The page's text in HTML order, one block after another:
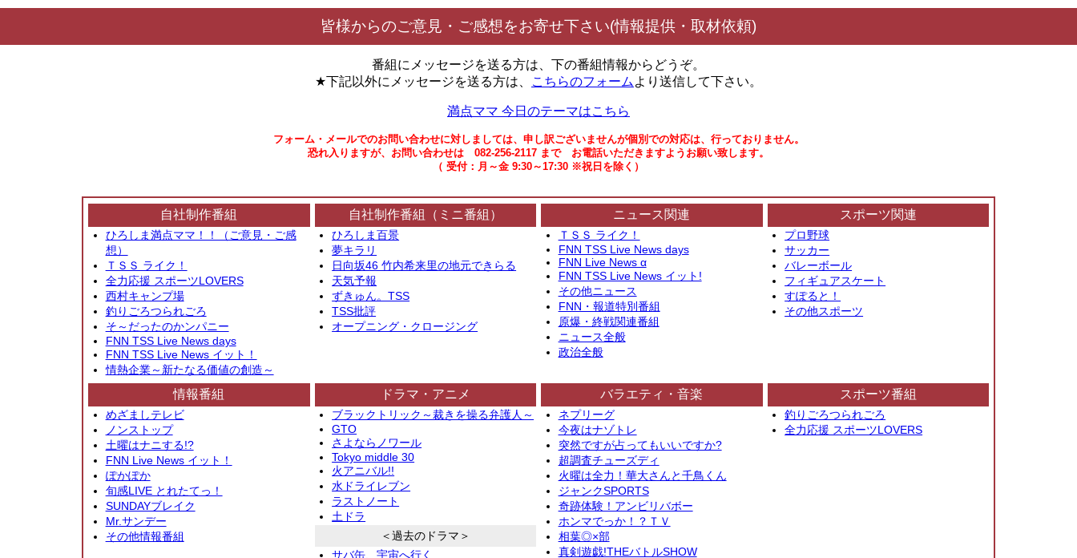
皆様からのご意見・ご感想をお寄せ下さい(情報提供・取材依頼)
番組にメッセージを送る方は、下の番組情報からどうぞ。
★下記以外にメッセージを送る方は、
こちらのフォーム より送信して下さい。
満点ママ 今日のテーマはこちら
フォーム・メールでのお問い合わせに対しましては、申し訳ございませんが個別での対応は、行っておりません。
恐れ入りますが、お問い合わせは 082-256-2117 まで お電話いただきますようお願い致します。
（ 受付：月～金 9:30～17:30 ※祝日を除く）
自社制作番組
ひろしま満点ママ！！（ご意見・ご感
想）
ＴＳＳ ライク！
全力応援 スポーツLOVERS
西村キャンプ場
釣りごろつられごろ
そ～だったのかンパニー
FNN TSS Live News days
FNN TSS Live News イット！
情熱企業～新たなる価値の創造～
自社制作番組（ミニ番組）
ひろしま百景
夢キラリ
日向坂46 竹内希来里の地元できらる
天気予報
ずきゅん。TSS
TSS批評
オープニング・クロージング
ニュース関連
ＴＳＳ ライク！
FNN TSS Live News days
FNN Live News α
FNN TSS Live News イット!
その他ニュース
FNN・報道特別番組
原爆・終戦関連番組
ニュース全般
政治全般
スポーツ関連
プロ野球
サッカー
バレーボール
フィギュアスケート
すぽると！
その他スポーツ
情報番組
めざましテレビ
ノンストップ
土曜はナニする!?
FNN Live News イット！
ぽかぽか
旬感LIVE とれたてっ！
SUNDAYブレイク
Mr.サンデー
その他情報番組
ドラマ・アニメ
ブラックトリック～裁きを操る弁護人～
GTO
さよならノワール
Tokyo middle 30
火アニバル!!
水ドライレブン
ラストノート
土ドラ
＜過去のドラマ＞
サバ缶、宇宙へ行く
バラエティ・音楽
ネプリーグ
今夜はナゾトレ
突然ですが占ってもいいですか?
超調査チューズディ
火曜は全力！華大さんと千鳥くん
ジャンクSPORTS
奇跡体験！アンビリバボー
ホンマでっか！？ＴＶ
相葉◎×部
真剣遊戯!THEバトルSHOW
スポーツ番組
釣りごろつられごろ
全力応援 スポーツLOVERS